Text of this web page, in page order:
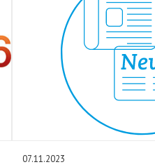
07.11.2023